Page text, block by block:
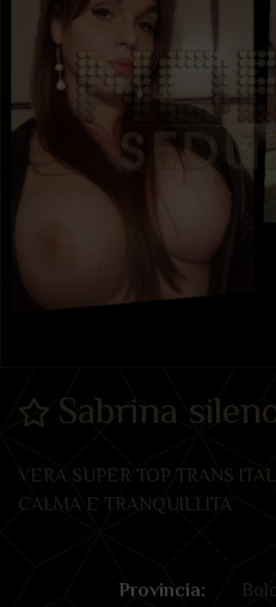
Sabrina
VERA SUPER TOP TRANS
CALMA E TRANQUILLITA
Provincia: